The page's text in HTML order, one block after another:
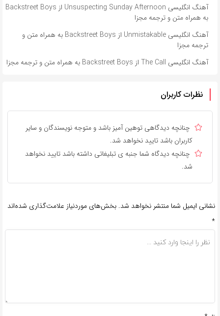
آهنگ انگلیسی Unsuspecting Sunday Afternoon از Backstreet Boys
به همراه متن و ترجمه مجزا
آهنگ انگلیسی Unmistakable از Backstreet Boys به همراه متن و
ترجمه مجزا
آهنگ انگلیسی The Call از Backstreet Boys به همراه متن و ترجمه مجزا
نظرات کاربران
چنانچه دیدگاهی توهین آمیز باشد و متوجه نویسندگان و سایر
کاربران باشد تایید نخواهد شد.
چنانچه دیدگاه شما جنبه ی تبلیغاتی داشته باشد تایید نخواهد
شد.
نشانی ایمیل شما منتشر نخواهد شد. بخش‌های موردنیاز علامت‌گذاری شده‌اند
*